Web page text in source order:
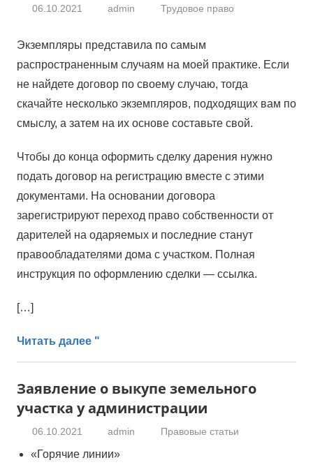
06.10.2021 admin Трудовое право
Экземпляры представила по самым
распространенным случаям на моей практике. Если
не найдете договор по своему случаю, тогда
скачайте несколько экземпляров, подходящих вам по
смыслу, а затем на их основе составьте свой.
Чтобы до конца оформить сделку дарения нужно
подать договор на регистрацию вместе с этими
документами. На основании договора
зарегистрируют переход право собственности от
дарителей на одаряемых и последние станут
правообладателями дома с участком. Полная
инструкция по оформлению сделки — ссылка.
[…]
Читать далее "
Заявление о выкупе земельного
участка у администрации
06.10.2021 admin Правовые статьи
«Горячие линии»